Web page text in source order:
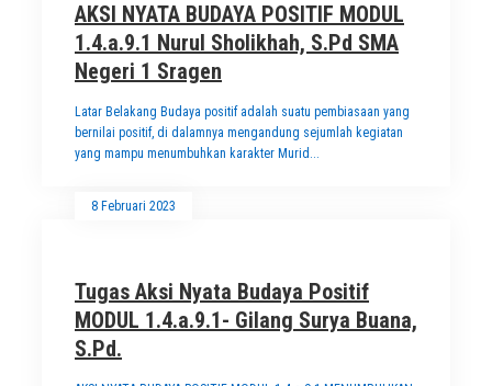
AKSI NYATA BUDAYA POSITIF MODUL
1.4.a.9.1 Nurul Sholikhah, S.Pd SMA
Negeri 1 Sragen
Latar Belakang Budaya positif adalah suatu pembiasaan yang
bernilai positif, di dalamnya mengandung sejumlah kegiatan
yang mampu menumbuhkan karakter Murid...
8 Februari 2023
Tugas Aksi Nyata Budaya Positif
MODUL 1.4.a.9.1- Gilang Surya Buana,
S.Pd.